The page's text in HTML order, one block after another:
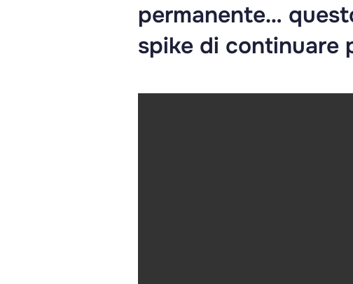
permanente…
spike di continuare